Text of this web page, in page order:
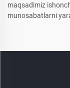
maqsadimiz
munosabatlarni